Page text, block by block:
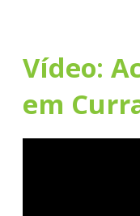
Vídeo:
em